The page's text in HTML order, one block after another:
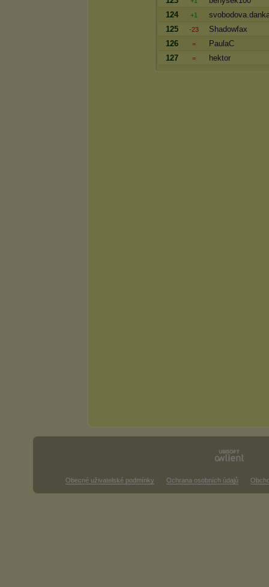
124
+1
125
-23
Shadowfax
126
=
PaulaC
127
= hektor
Obecné uživatelské podmínky Ochrana osobních údajů